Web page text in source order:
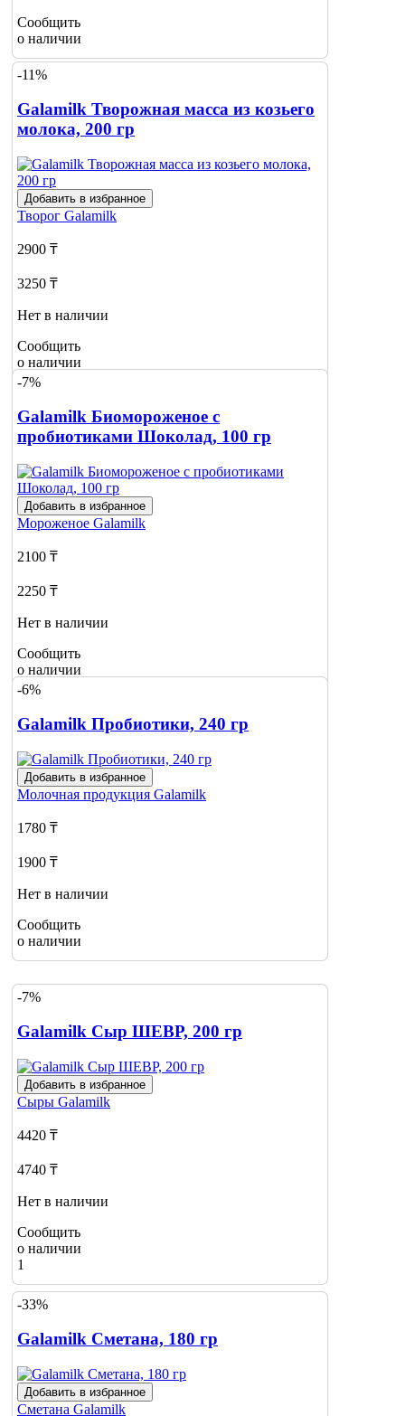
Сообщить
о наличии
-11%
Galamilk Творожная масса из козьего
молока, 200 гр
Добавить в избранное
Творог Galamilk
2900 ₸
3250 ₸
Нет в наличии
Сообщить
о наличии
-7%
Galamilk Биомороженое с
пробиотиками Шоколад, 100 гр
Добавить в избранное
Мороженое Galamilk
2100 ₸
2250 ₸
Нет в наличии
Сообщить
о наличии
-6%
Galamilk Пробиотики, 240 гр
Добавить в избранное
Молочная продукция Galamilk
1780 ₸
1900 ₸
Нет в наличии
Сообщить
о наличии
-7%
Galamilk Сыр ШЕВР, 200 гр
Добавить в избранное
Сыры Galamilk
4420 ₸
4740 ₸
Нет в наличии
Сообщить
о наличии
1
-33%
Galamilk Сметана, 180 гр
Добавить в избранное
Сметана Galamilk